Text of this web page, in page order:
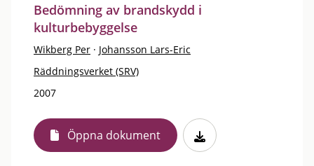
Bedömning av brandskydd i
kulturbebyggelse
Wikberg Per · Johansson Lars-Eric
Räddningsverket (SRV)
2007
Öppna dokument